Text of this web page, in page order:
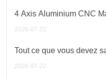
4 Axis Aluminium CNC
2026-07-22
Tout ce que vous devez
feuilleté
2026-07-22